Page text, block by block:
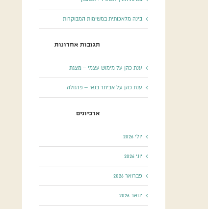
04/08/2024
| 0 תגובות
של תכנית ההגבר – תשפ”ד
בינה מלאכותית במשימות המבוקרות
תגובות אחרונות
ענת כהן עלמימוש עצמי – מצגת
ענת כהן עלאביתר בנאי – פרגולה
ארכיונים
יולי 2026
יוני 2026
פברואר 2026
ינואר 2026